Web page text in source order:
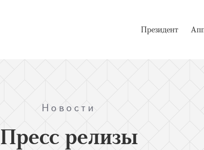
Президент
Новости
Пресс релизы